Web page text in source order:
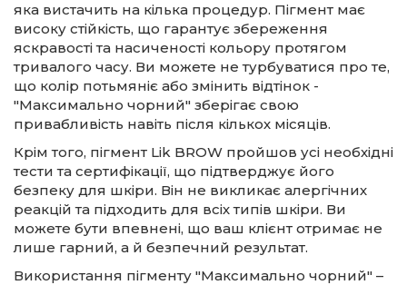
яка вистачить на кілька процедур. Пігмент має
високу стійкість, що гарантує збереження
яскравості та насиченості кольору протягом
тривалого часу. Ви можете не турбуватися про те,
що колір потьмяніє або змінить відтінок -
"Максимально чорний" зберігає свою
привабливість навіть після кількох місяців.
Крім того, пігмент Lik BROW пройшов усі необхідні
тести та сертифікації, що підтверджує його
безпеку для шкіри. Він не викликає алергічних
реакцій та підходить для всіх типів шкіри. Ви
можете бути впевнені, що ваш клієнт отримає не
лише гарний, а й безпечний результат.
Використання пігменту "Максимально чорний" –